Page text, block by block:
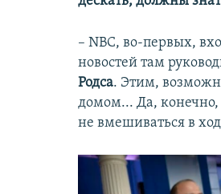
– NBC, во-первых,
новостей там
Родса. Этим,
домом... Да,
не вмешиваться в